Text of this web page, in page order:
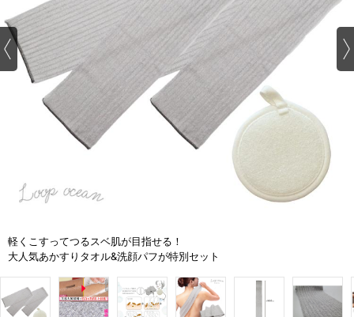
軽くこすってつるスベ肌が目指せる！
大人気あかすりタオル&洗顔パフが特別セット